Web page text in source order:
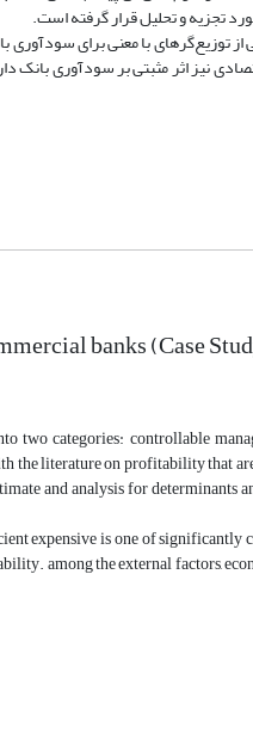
تجزیه و تحلیل قرار گرفته است.
توزیع‌گرهای با معنی برای سودآوری
نیز اثر مثبتی بر سودآوری
banks (Case
two categories: controllable
the literature on profitability that
and analysis for
expensive is one of
among the external factors,